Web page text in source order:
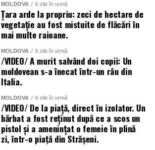
MOLDOVA 6 zile în urmă
Țara arde la propriu: zeci de hectare de
vegetație au fost mistuite de flăcări în
mai multe raioane.
MOLDOVA 6 zile în urmă
/VIDEO/ A murit salvând doi copii: Un
moldovean s-a înecat într-un râu din
Italia.
MOLDOVA 6 zile în urmă
/VIDEO/ De la piață, direct în izolator. Un
bărbat a fost reținut după ce a scos un
pistol și a amenințat o femeie în plină
zi, într-o piață din Strășeni.